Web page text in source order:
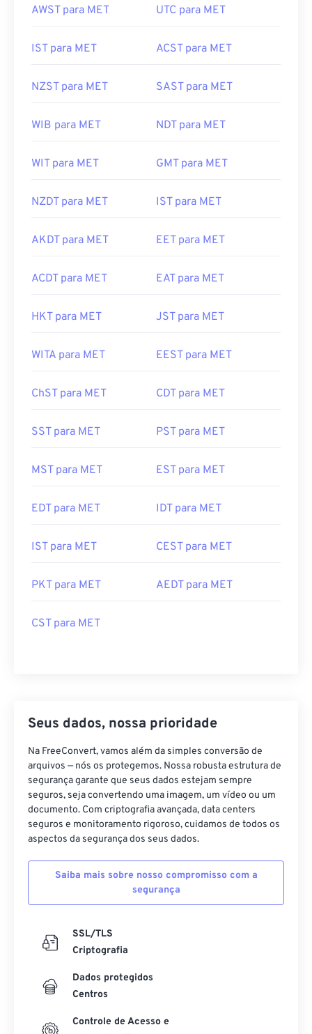
AWST para MET UTC para MET
IST para MET ACST para MET
NZST para MET SAST para MET
WIB para MET NDT para MET
WIT para MET GMT para MET
NZDT para MET IST para MET
AKDT para MET EET para MET
ACDT para MET EAT para MET
HKT para MET JST para MET
WITA para MET EEST para MET
ChST para MET CDT para MET
SST para MET PST para MET
MST para MET EST para MET
EDT para MET IDT para MET
IST para MET CEST para MET
PKT para MET AEDT para MET
CST para MET
Seus dados, nossa prioridade
Na FreeConvert, vamos além da simples conversão de
arquivos — nós os protegemos. Nossa robusta estrutura de
segurança garante que seus dados estejam sempre
seguros, seja convertendo uma imagem, um vídeo ou um
documento. Com criptografia avançada, data centers
seguros e monitoramento rigoroso, cuidamos de todos os
aspectos da segurança dos seus dados.
Saiba mais sobre nosso compromisso com a
segurança
SSL/TLS
Criptografia
Dados protegidos
Centros
Controle de Acesso e